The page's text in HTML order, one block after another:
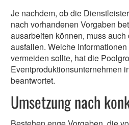
Je nachdem, ob die
nach vorhandenen Vorgaben
ausarbeiten können, muss
ausfallen. Welche
vermeiden sollte, hat die
Eventproduktionsunternehmen
beantwortet.
Umsetzung nach